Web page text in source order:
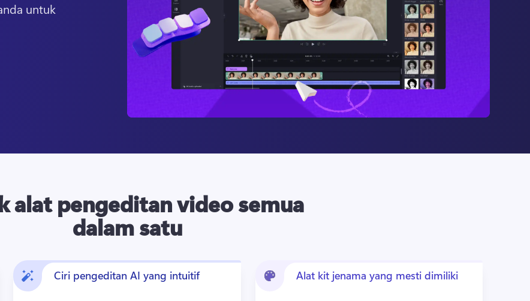
untuk
alat pengeditan video semua
dalam satu
Ciri pengeditan AI yang intuitif Alat kit jenama yang mesti dimiliki